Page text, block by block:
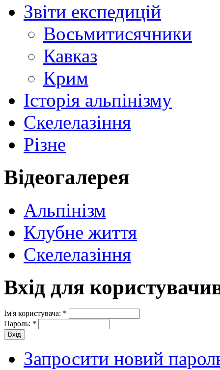
Звіти експедицій
Восьмитисячники
Кавказ
Крим
Історія альпінізму
Скелелазіння
Різне
Відеогалерея
Альпінізм
Клубне життя
Скелелазіння
Вхід для
Ім'я користувача: *
Пароль: *
Запросити новий